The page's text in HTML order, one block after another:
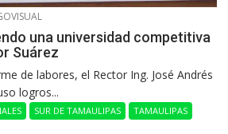
una universidad competitiva
Suárez
de labores, el Rector Ing. José Andrés
logros...
SUR DE TAMAULIPAS
TAMAULIPAS